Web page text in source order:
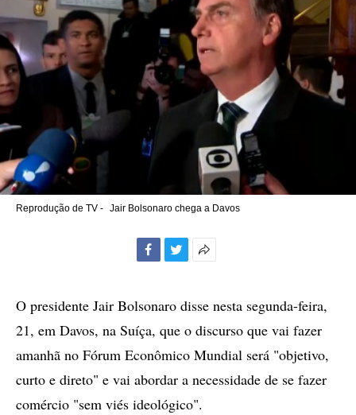
Reprodução de TV - Jair Bolsonaro chega a Davos
compartilhamento
O presidente Jair Bolsonaro disse nesta segunda-feira,
21, em Davos, na Suíça, que o discurso que vai fazer
amanhã no Fórum Econômico Mundial será "objetivo,
curto e direto" e vai abordar a necessidade de se fazer
comércio "sem viés ideológico".